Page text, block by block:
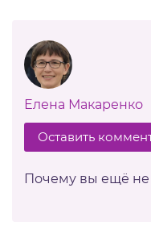
Елена Макаренко
Оставить
Почему вы ещё не